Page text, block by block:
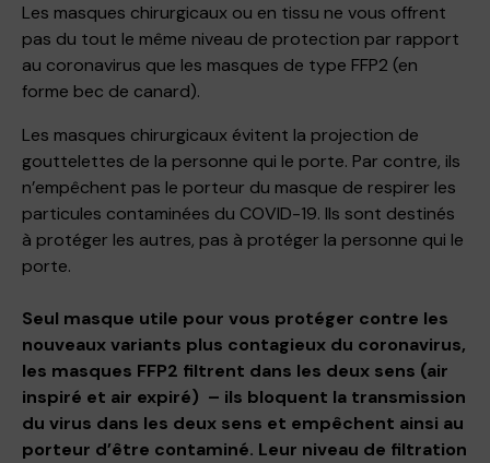
Les masques chirurgicaux ou en tissu ne vous offrent
pas du tout le même niveau de protection par rapport
au coronavirus que les masques de type FFP2 (en
forme bec de canard).
Les masques chirurgicaux évitent la projection de
gouttelettes de la personne qui le porte. Par contre, ils
n’empêchent pas le porteur du masque de respirer les
particules contaminées du COVID-19. Ils sont destinés
à protéger les autres, pas à protéger la personne qui le
porte.
Seul masque utile pour vous protéger contre les
nouveaux variants plus contagieux du coronavirus,
les masques FFP2 filtrent dans les deux sens (air
inspiré et air expiré) – ils bloquent la transmission
du virus dans les deux sens et empêchent ainsi au
porteur d’être contaminé. Leur niveau de filtration